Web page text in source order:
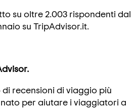
su oltre 2.003 rispondenti dal
su TripAdvisor.it.
di recensioni di viaggio più
per aiutare i viaggiatori a